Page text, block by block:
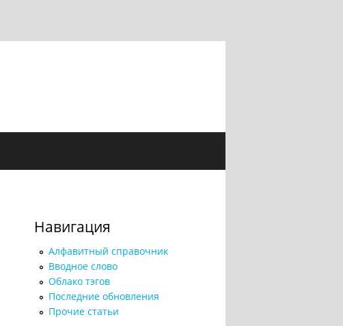
Навигация
Алфавитный справочник
Вводное слово
Облако тэгов
Последние обновления
Прочие статьи